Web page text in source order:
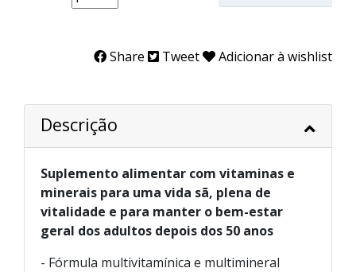
Share Tweet Adicionar à wishlist
Descrição
Suplemento alimentar com vitaminas e
minerais para uma vida sã, plena de
vitalidade e para manter o bem-estar
geral dos adultos depois dos 50 anos
- Fórmula multivitamínica e multimineral